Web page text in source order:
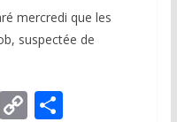
mercredi que les
suspectée de
C P